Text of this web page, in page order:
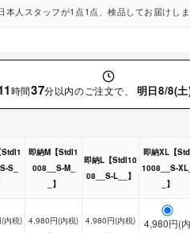
本人スタッフが1点1点、検品してお届けし
時間37分以内のご注文で、 明日8/8(
S_
即納M【Stdl1
008__S-M_
_】
即納L【Stdl10
08__S-L__】
即納XL【
1008__S-XL_
_】
内税)
4,980円(内税)
4,980円(内税)
4,980円(内